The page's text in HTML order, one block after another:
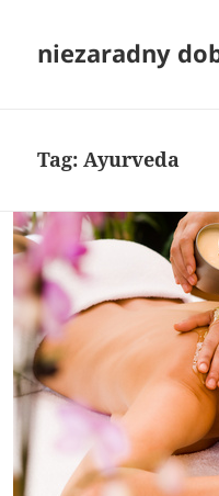
niezaradny
Tag:Ayurveda